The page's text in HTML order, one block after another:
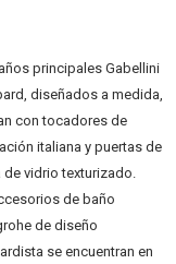
principales Gabellini
diseñados a medida,
con tocadores de
italiana y puertas de
de vidrio texturizado.
de baño
de diseño
se encuentran en